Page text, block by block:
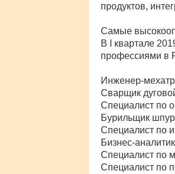
продуктов,
Самые
В I квартале
профессиями в
Инженер-
Сварщик
Специалист по
Бурильщик
Специалист по
Бизнес-
Специалист по
Специалист по